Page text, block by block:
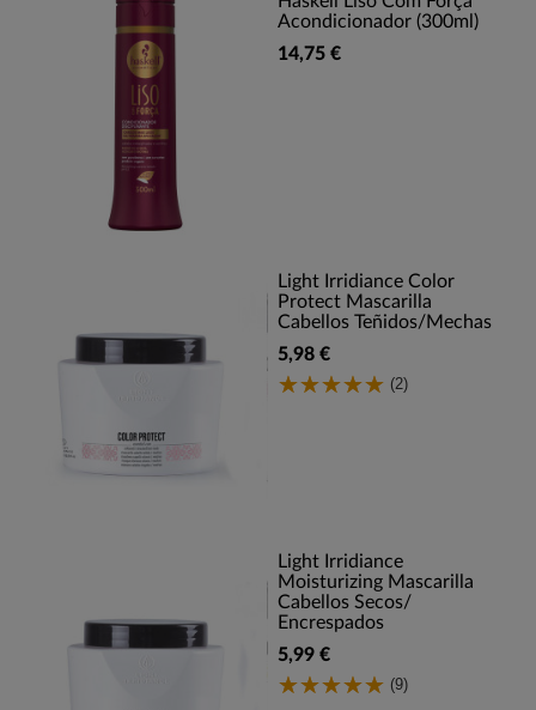
Acondicionador (300ml)
14,75 €
Light Irridiance Color
Protect Mascarilla
Cabellos Teñidos/Mechas
5,98 €
(2)
Light Irridiance
Moisturizing Mascarilla
Cabellos Secos/
Encrespados
5,99 €
(9)